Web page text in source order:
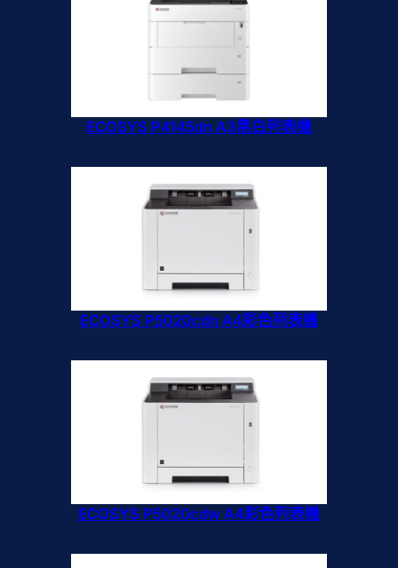
ECOSYS P4145dn A3黑白列表機
ECOSYS P5020cdn A4彩色列表機
ECOSYS P5020cdw A4彩色列表機